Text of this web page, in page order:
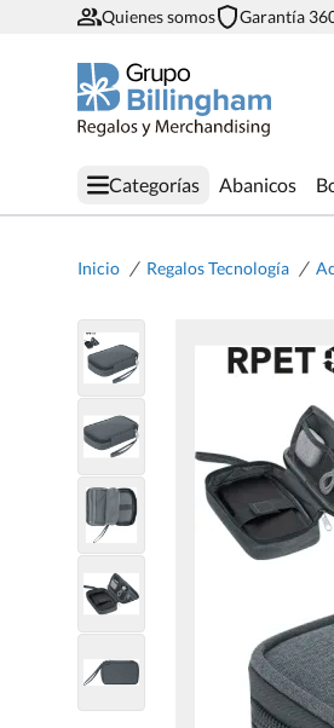
Quienes somos Garantía
Categorías Abanicos
Inicio / Regalos Tecnología /